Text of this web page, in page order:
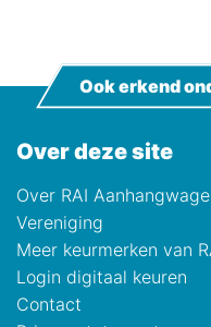
Over deze site
Over RAI
Vereniging
Meer keurmerken van
Login digitaal keuren
Contact
Ook erkend